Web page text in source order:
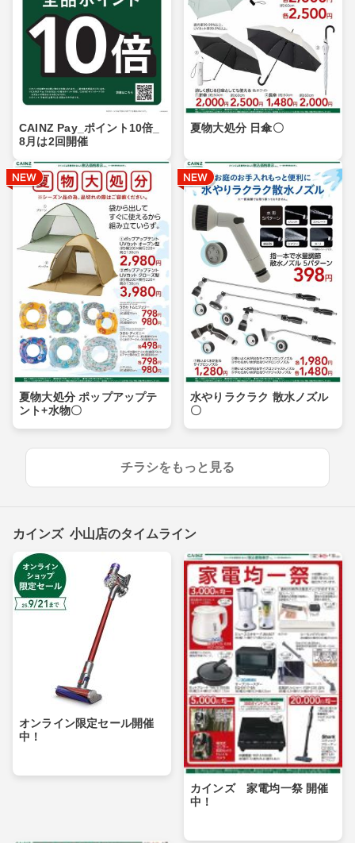
CAINZ Pay_ポイント10倍_
8月は2回開催
夏物大処分 日傘〇
夏物大処分 ポップアップテ
ント+水物〇
水やりラクラク 散水ノズル
〇
チラシをもっと見る
カインズ 小山店のタイムライン
オンライン限定セール開催
中！
カインズ 家電均一祭 開催
中！